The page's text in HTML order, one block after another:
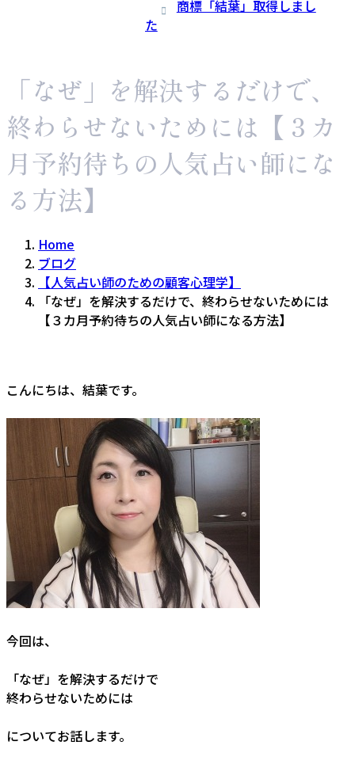
商標「結葉」取得しまし
た
「なぜ」を解決するだけで、
終わらせないためには【３カ
月予約待ちの人気占い師にな
る方法】
Home
ブログ
【人気占い師のための顧客心理学】
「なぜ」を解決するだけで、終わらせないためには
【３カ月予約待ちの人気占い師になる方法】
こんにちは、結葉です。
今回は、
「なぜ」を解決するだけで
終わらせないためには
についてお話します。